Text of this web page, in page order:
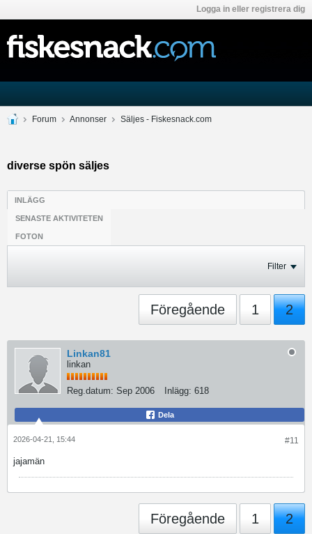
Logga in eller registrera dig
Forum Annonser Säljes - Fiskesnack.com
diverse spön säljes
INLÄGG
SENASTE AKTIVITETEN
FOTON
Filter
Föregående 1 2
Linkan81
linkan
Reg.datum: Sep 2006 Inlägg: 618
Dela
#11
2026-04-21, 15:44
jajamän
Föregående 1 2